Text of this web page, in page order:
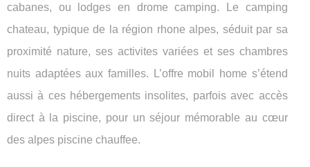
cabanes, ou lodges en drome camping. Le camping
chateau, typique de la région rhone alpes, séduit par sa
proximité nature, ses activites variées et ses chambres
nuits adaptées aux familles. L’offre mobil home s’étend
aussi à ces hébergements insolites, parfois avec accès
direct à la piscine, pour un séjour mémorable au cœur
des alpes piscine chauffee.